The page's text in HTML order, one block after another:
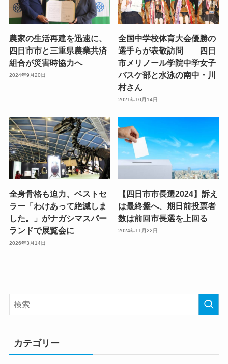
農家の生活再建を迅速に、
四日市市と三重県農業共済
組合が災害時協力へ
2024年9月20日
全国中学校体育大会優勝の
選手らが表敬訪問 四日
市メリノール学院中学女子
バスケ部と水泳の南中・川
村さん
2021年10月14日
全身骨格も迫力、ベストセ
ラー「わけあって絶滅しま
した。」がナガシマスパー
ランドで展覧会に
2026年3月14日
【四日市市長選2024】訴え
は最終盤へ、期日前投票者
数は前回市長選を上回る
2024年11月22日
カテゴリー